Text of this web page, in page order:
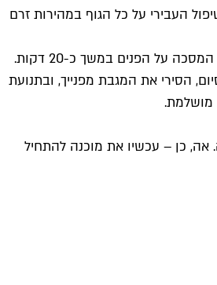
העבירי על כל הגוף במהירות זרם
מרחי את עור הפנים ואזור הצוואר במסכה מחלמון ביצה וכף שמן זית, ושכבי על הגב עם הרגליים מורמות מעט. רצוי להחשיך את החדר ולנוח עם המסכה על הפנים במשך כ-20 דקות.
הסירי את המגבת מפנייך, ובתנועת
מושלמת.
אה, כן – עכשיו את מוכנה להתחיל